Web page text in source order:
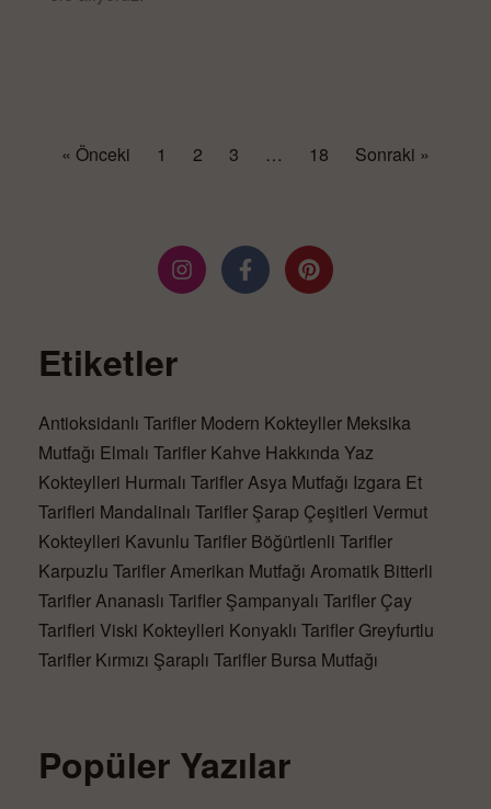
« Önceki 1 2 3 … 18 Sonraki »
Etiketler
Antioksidanlı Tarifler Modern Kokteyller Meksika
Mutfağı Elmalı Tarifler Kahve HakkındaYaz
Kokteylleri Hurmalı TariflerAsya Mutfağı Izgara Et
Tarifleri Mandalinalı Tarifler Şarap Çeşitleri Vermut
Kokteylleri Kavunlu Tarifler Böğürtlenli Tarifler
Karpuzlu TariflerAmerikan Mutfağı Aromatik Bitterli
TariflerAnanaslı Tarifler Şampanyalı Tarifler Çay
Tarifleri Viski Kokteylleri Konyaklı Tarifler Greyfurtlu
Tarifler Kırmızı Şaraplı Tarifler Bursa Mutfağı
Popüler Yazılar